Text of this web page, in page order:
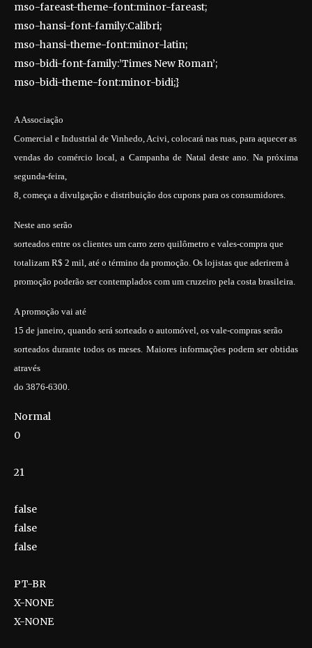
mso-fareast-theme-font:minor-fareast;
mso-hansi-font-family:Calibri;
mso-hansi-theme-font:minor-latin;
mso-bidi-font-family:’Times New Roman’;
mso-bidi-theme-font:minor-bidi;}
A Associação
Comercial e Industrial de Vinhedo, Acivi, colocará nas ruas, para aquecer as
vendas do comércio local, a Campanha de Natal deste ano. Na próxima
segunda-feira,
8, começa a divulgação e distribuição dos cupons para os consumidores.
Neste ano serão
sorteados entre os clientes um carro zero quilômetro e vales-compra que
totalizam R$ 2 mil, até o término da promoção. Os lojistas que aderirem à
promoção poderão ser contemplados com um cruzeiro pela costa brasileira.
A promoção vai até
15 de janeiro, quando será sorteado o automóvel, os vale-compras serão
sorteados durante todos os meses. Maiores informações podem ser obtidas
através
do 3876-6300.
Normal
0
21
false
false
false
PT-BR
X-NONE
X-NONE